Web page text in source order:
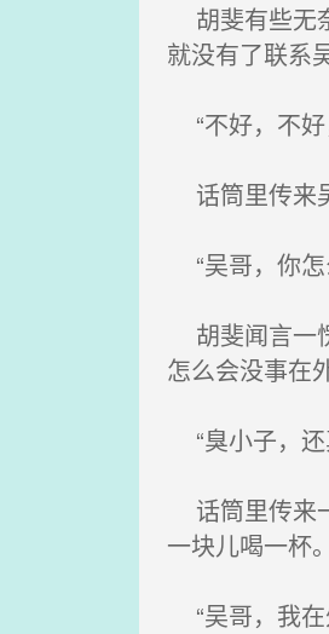
胡斐有些无
就没有了联系
“不好，不好
话筒里传来
“吴哥，你怎
胡斐闻言一
怎么会没事在
“臭小子，还
话筒里传来
一块儿喝一杯
“吴哥，我在